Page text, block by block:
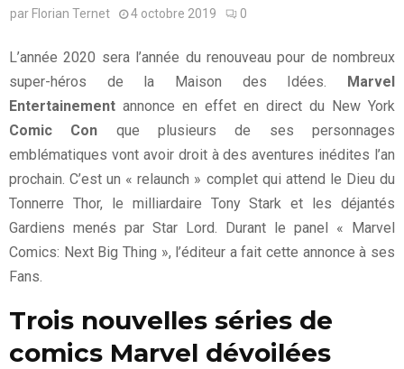
par Florian Ternet 4 octobre 2019 0
L’année 2020 sera l’année du renouveau pour de nombreux
super-héros de la Maison des Idées. Marvel
Entertainement annonce en effet en direct du New York
Comic Con que plusieurs de ses personnages
emblématiques vont avoir droit à des aventures inédites l’an
prochain. C’est un « relaunch » complet qui attend le Dieu du
Tonnerre Thor, le milliardaire Tony Stark et les déjantés
Gardiens menés par Star Lord. Durant le panel « Marvel
Comics: Next Big Thing », l’éditeur a fait cette annonce à ses
Fans.
Trois nouvelles séries de
comics Marvel dévoilées